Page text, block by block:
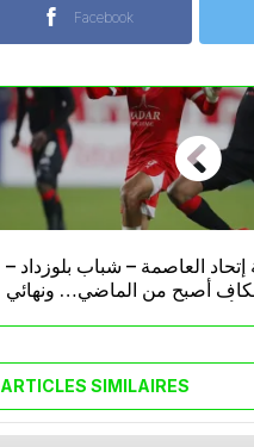
Facebook
العاصمة – شباب بلوزداد –
أصبح من الماضي… ونهائي
ARTICLES SIMILAIRES